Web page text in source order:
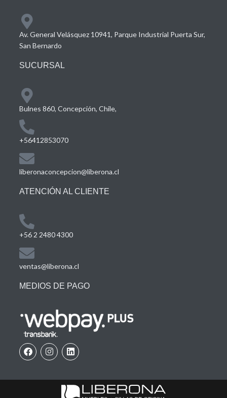
Av. General Velásquez 10941, Parque Industrial Puerta Sur,
San Bernardo
SUCURSAL
Bulnes 860, Concepción, Chile,
+56412853070
liberonaconcepcion@liberona.cl
ATENCIÓN AL CLIENTE
+56 2 2480 4300
ventas@liberona.cl
MEDIOS DE PAGO